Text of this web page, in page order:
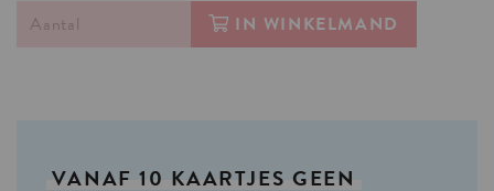
IN WINKELMAND
VANAF 10 KAARTJES GEEN